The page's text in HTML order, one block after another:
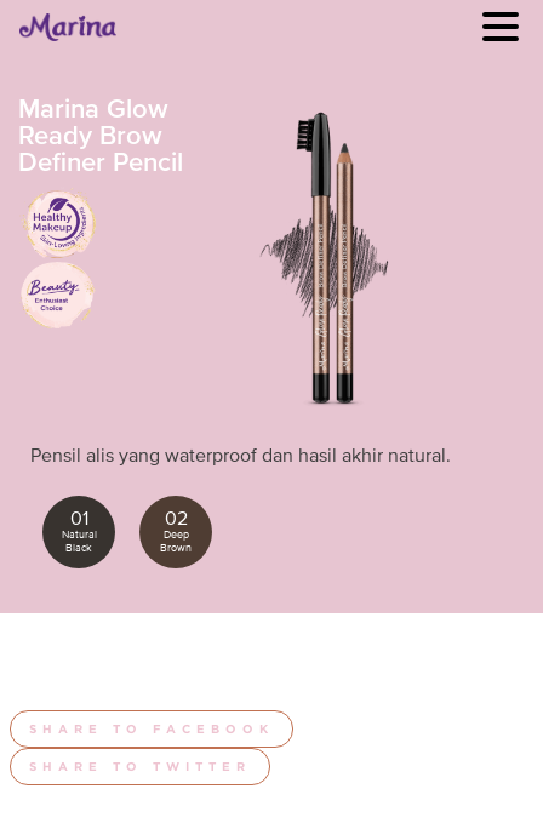
Marina Glow
Ready Brow
Definer Pencil
Pensil alis yang waterproof dan hasil akhir natural.
01
Natural
Black
02
Deep
Brown
SHARE TO FACEBOOK
SHARE TO TWITTER